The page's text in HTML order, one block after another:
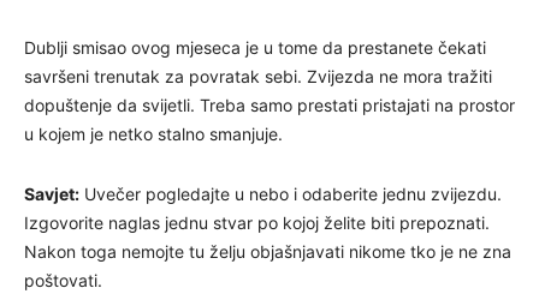
Dublji smisao ovog mjeseca je u tome da prestanete čekati
savršeni trenutak za povratak sebi. Zvijezda ne mora tražiti
dopuštenje da svijetli. Treba samo prestati pristajati na prostor
u kojem je netko stalno smanjuje.
Savjet: Uvečer pogledajte u nebo i odaberite jednu zvijezdu.
Izgovorite naglas jednu stvar po kojoj želite biti prepoznati.
Nakon toga nemojte tu želju objašnjavati nikome tko je ne zna
poštovati.